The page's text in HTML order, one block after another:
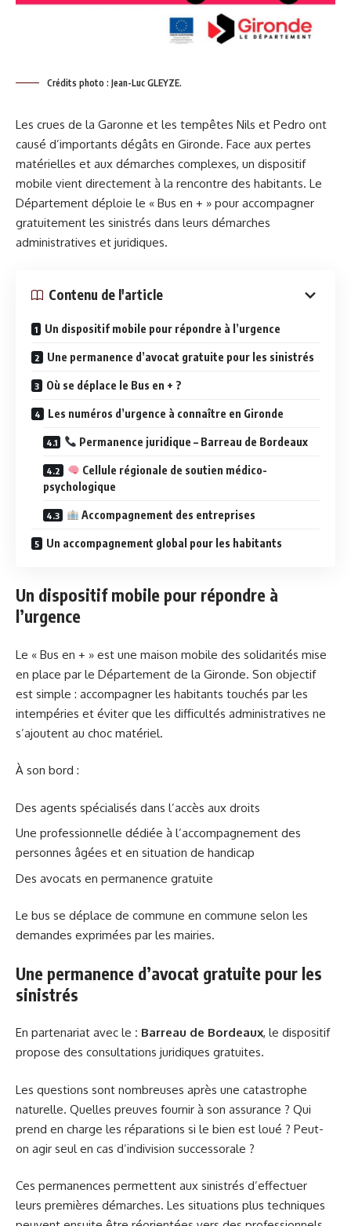
Crédits photo : Jean-Luc GLEYZE.
Les crues de la Garonne et les tempêtes Nils et Pedro ont
causé d’importants dégâts en Gironde. Face aux pertes
matérielles et aux démarches complexes, un dispositif
mobile vient directement à la rencontre des habitants. Le
Département déploie le « Bus en + » pour accompagner
gratuitement les sinistrés dans leurs démarches
administratives et juridiques.
Contenu de l'article
Un dispositif mobile pour répondre à l’urgence
Une permanence d’avocat gratuite pour les sinistrés
Où se déplace le Bus en + ?
Les numéros d’urgence à connaître en Gironde
Permanence juridique – Barreau de Bordeaux
Cellule régionale de soutien médico-
psychologique
Accompagnement des entreprises
Un accompagnement global pour les habitants
Un dispositif mobile pour répondre à
l’urgence
Le « Bus en + » est une maison mobile des solidarités mise
en place par le Département de la Gironde. Son objectif
est simple : accompagner les habitants touchés par les
intempéries et éviter que les difficultés administratives ne
s’ajoutent au choc matériel.
À son bord :
Des agents spécialisés dans l’accès aux droits
Une professionnelle dédiée à l’accompagnement des
personnes âgées et en situation de handicap
Des avocats en permanence gratuite
Le bus se déplace de commune en commune selon les
demandes exprimées par les mairies.
Une permanence d’avocat gratuite pour les
sinistrés
En partenariat avec le : Barreau de Bordeaux, le dispositif
propose des consultations juridiques gratuites.
Les questions sont nombreuses après une catastrophe
naturelle. Quelles preuves fournir à son assurance ? Qui
prend en charge les réparations si le bien est loué ? Peut-
on agir seul en cas d’indivision successorale ?
Ces permanences permettent aux sinistrés d’effectuer
leurs premières démarches. Les situations plus techniques